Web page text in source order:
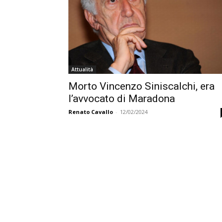
Attualità
Morto Vincenzo Siniscalchi, era
l’avvocato di Maradona
Renato Cavallo - 12/02/2024